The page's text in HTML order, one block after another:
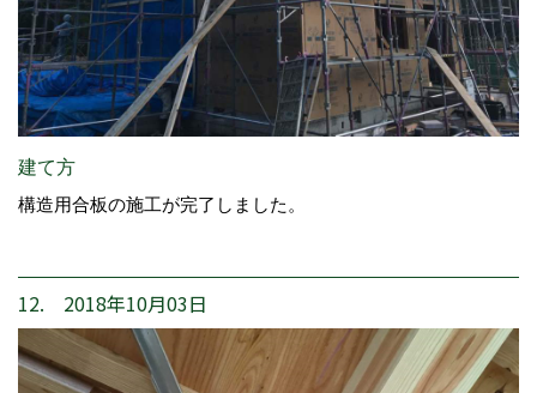
建て方
構造用合板の施工が完了しました。
12. 2018年10月03日